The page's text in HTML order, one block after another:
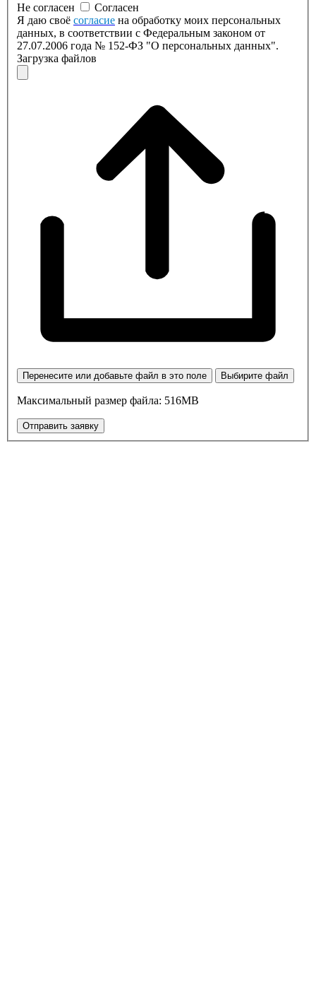
Не согласен
Согласен
Я даю своё согласие на обработку моих персональных
данных, в соответствии с Федеральным законом от
27.07.2006 года № 152-ФЗ "О персональных данных".
Загрузка файлов
Перенесите или добавьте файл в это поле Выбирите файл
Максимальный размер файла: 516MB
Отправить заявку